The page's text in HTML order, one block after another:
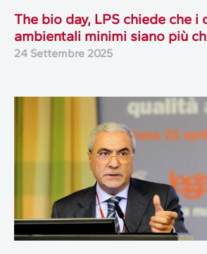
The bio day, LPS chiede che i
ambientali minimi siano più
24 Settembre 2025